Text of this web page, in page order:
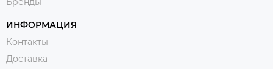
ИНФОРМАЦИЯ
Контакты
Доставка